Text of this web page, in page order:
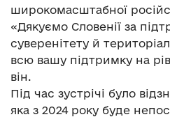
широкомасштабної
«Дякуємо Словенії за
суверенітету й
всю вашу підтримку на
він.
Під час зустрічі було
яка з 2024 року буде